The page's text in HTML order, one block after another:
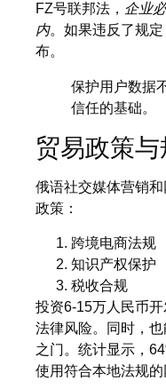
FZ号联邦法， 企业
内。如果违反了规
布。
保护用户数据
信任的基础。
贸易政策与
俄语社交媒体营销
政策：
跨境电商法规
知识产权保护
税收合规
投资6-15万人民币
法律风险。同时，
之门。统计显示，
使用符合本地法规的